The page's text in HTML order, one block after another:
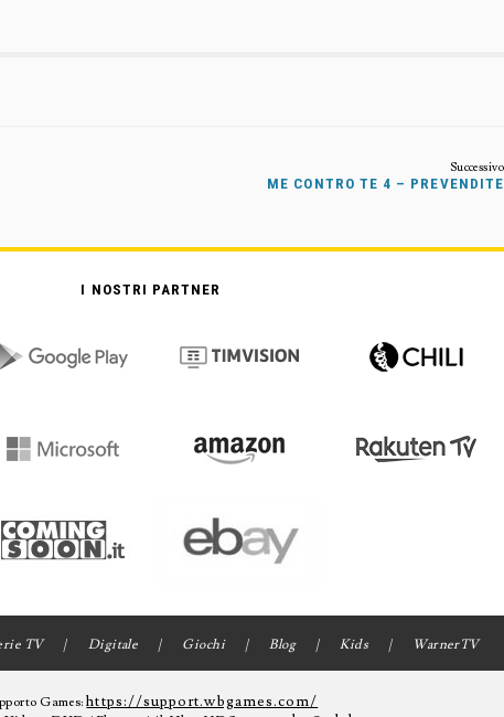
ME CONTRO TE 4 – PREVENDITE
I NOSTRI PARTNER
TV Digitale Giochi Blog Kids WarnerTV
Games:https://support.wbgames.com/